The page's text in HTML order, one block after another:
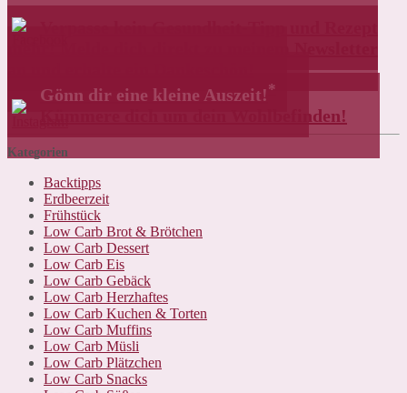
Gönn dir eine kleine Auszeit!*
Kümmere dich um dein Wohlbefinden!
Kategorien
Backtipps
Erdbeerzeit
Frühstück
Low Carb Brot & Brötchen
Low Carb Dessert
Low Carb Eis
Low Carb Gebäck
Low Carb Herzhaftes
Low Carb Kuchen & Torten
Low Carb Muffins
Low Carb Müsli
Low Carb Plätzchen
Low Carb Snacks